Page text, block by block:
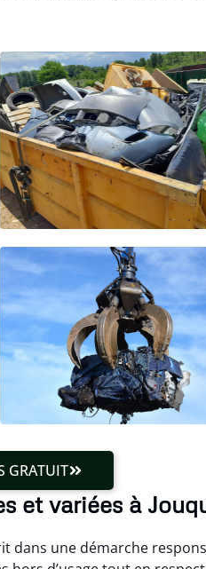
GRATUIT
et variées à
dans une démarche